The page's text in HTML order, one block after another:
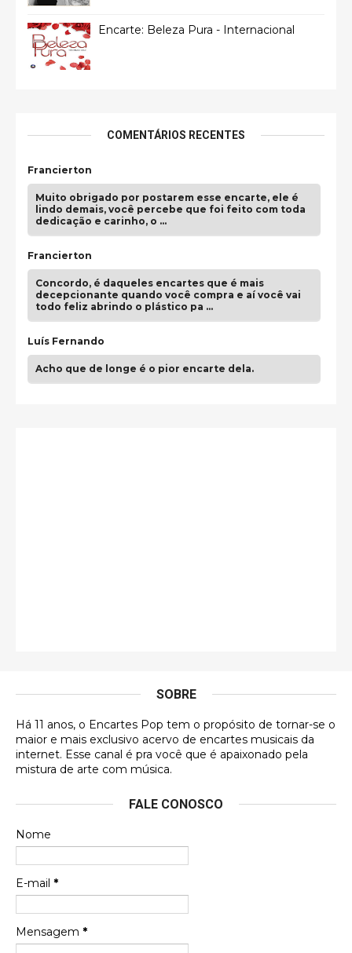
Encarte: Beleza Pura - Internacional
COMENTÁRIOS RECENTES
Francierton
Muito obrigado por postarem esse encarte, ele é
lindo demais, você percebe que foi feito com toda
dedicação e carinho, o …
Francierton
Concordo, é daqueles encartes que é mais
decepcionante quando você compra e aí você vai
todo feliz abrindo o plástico pa …
Luís Fernando
Acho que de longe é o pior encarte dela.
DVD MIDINHO
Francierton
futuras aquisições, e olhando o encarte aqui, me
Francierton
Espero que tenham sentido minha falta, informo
que estou de volta para trazer mais contribuições
SOBRE
Há 11 anos, o Encartes Pop tem o propósito de tornar-se o
maior e mais exclusivo acervo de encartes musicais da
internet. Esse canal é pra você que é apaixonado pela
mistura de arte com música.
FALE CONOSCO
Nome
E-mail *
Mensagem *